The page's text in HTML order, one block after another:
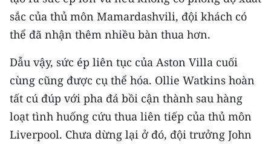
ENGLISH
中文
FRANÇAIS
РУССКИЙ
ESPAÑOL
sắc của thủ môn Mamardashvili, đội khách có
thể đã nhận thêm nhiều bàn thua hơn.
Dẫu vậy, sức ép liên tục của Aston Villa cuối
cùng cũng được cụ thể hóa. Ollie Watkins hoàn
tất cú đúp với pha đá bồi cận thành sau hàng
loạt tình huống cứu thua liên tiếp của thủ môn
Liverpool. Chưa dừng lại ở đó, đội trưởng John